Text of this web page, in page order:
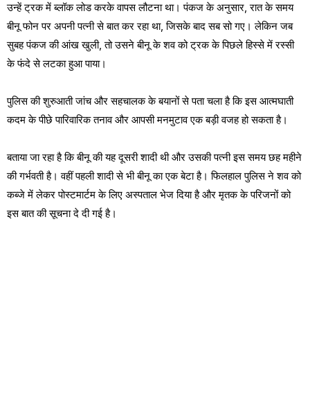
उन्हें ट्रक में ब्लॉक लोड करके वापस लौटना था। पंकज के अनुसार, रात के समय
बीनू फोन पर अपनी पत्नी से बात कर रहा था, जिसके बाद सब सो गए। लेकिन जब
सुबह पंकज की आंख खुली, तो उसने बीनू के शव को ट्रक के पिछले हिस्से में रस्सी
के फंदे से लटका हुआ पाया।
पुलिस की शुरुआती जांच और सहचालक के बयानों से पता चला है कि इस आत्मघाती
कदम के पीछे पारिवारिक तनाव और आपसी मनमुटाव एक बड़ी वजह हो सकता है।
बताया जा रहा है कि बीनू की यह दूसरी शादी थी और उसकी पत्नी इस समय छह महीने
की गर्भवती है। वहीं पहली शादी से भी बीनू का एक बेटा है। फिलहाल पुलिस ने शव को
कब्जे में लेकर पोस्टमार्टम के लिए अस्पताल भेज दिया है और मृतक के परिजनों को
इस बात की सूचना दे दी गई है।